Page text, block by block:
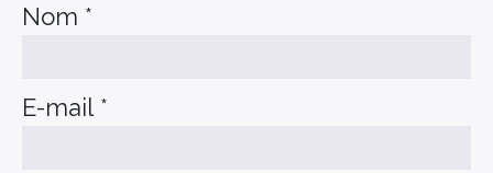
Nom *
E-mail *